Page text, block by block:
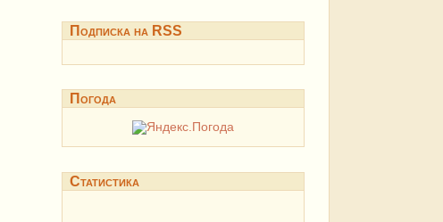
Подписка на RSS
Погода
Статистика